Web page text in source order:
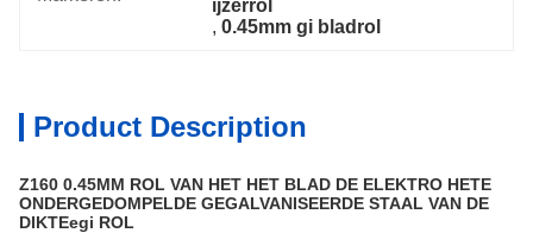
ijzerrol
, 0.45mm gi bladrol
Product Description
Z160 0.45MM ROL VAN HET HET BLAD DE ELEKTRO HETE
ONDERGEDOMPELDE GEGALVANISEERDE STAAL VAN DE
DIKTEegi ROL